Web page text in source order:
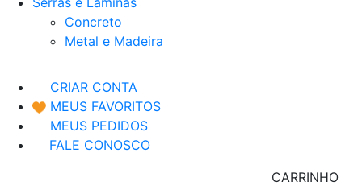
Concreto
Metal e Madeira
CRIAR CONTA
MEUS FAVORITOS
MEUS PEDIDOS
FALE CONOSCO
CARRINHO